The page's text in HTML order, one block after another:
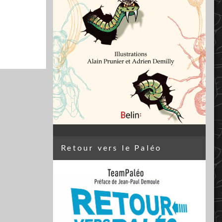
Retour vers le Paléo